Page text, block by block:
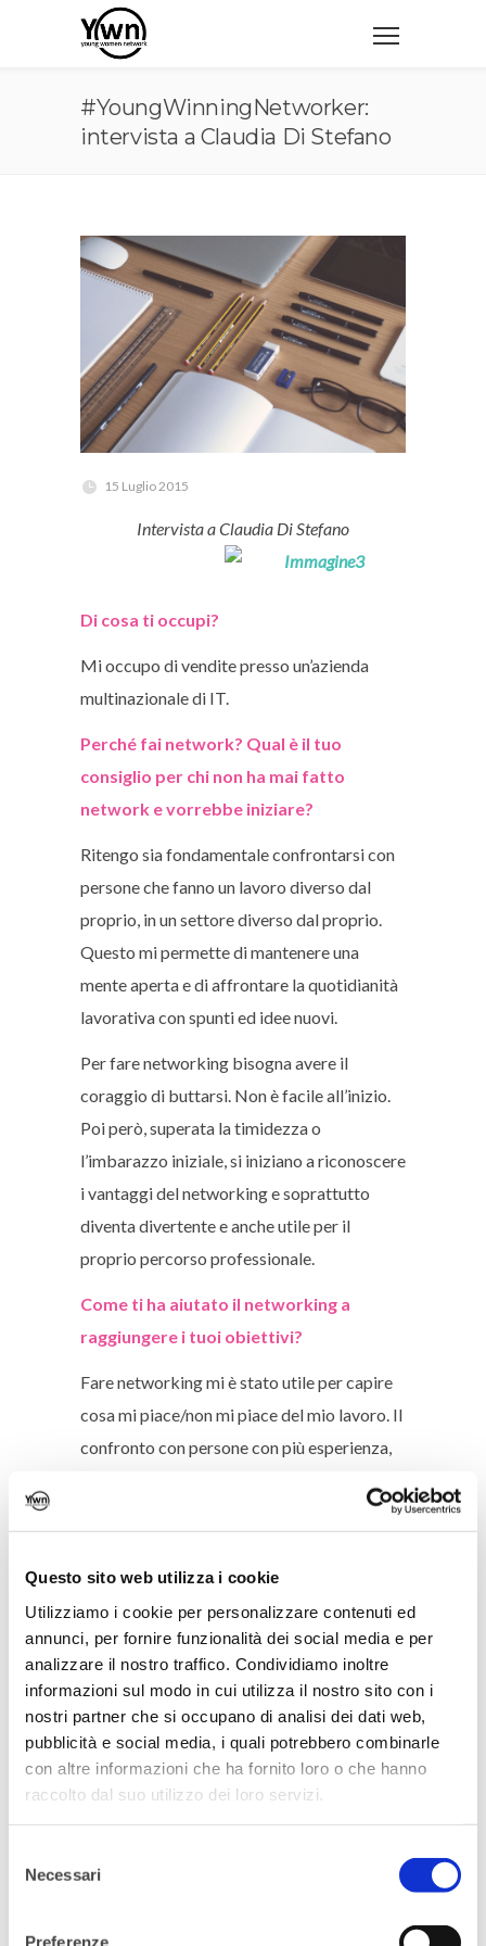
Questo sito web utilizza i cookie
Utilizziamo i cookie per personalizzare contenuti ed
annunci, per fornire funzionalità dei social media e per
analizzare il nostro traffico. Condividiamo inoltre
informazioni sul modo in cui utilizza il nostro sito con i
nostri partner che si occupano di analisi dei dati web,
pubblicità e social media, i quali potrebbero combinarle
con altre informazioni che ha fornito loro o che hanno
raccolto dal suo utilizzo dei loro servizi.
delNecessari
Preferenze
#YoungWinningNetworker:
intervista a Claudia Di Stefano
15 Luglio 2015
Intervista a Claudia Di Stefano
Di cosa ti occupi?
Mi occupo di vendite presso un’azienda
multinazionale di IT.
Perché fai network? Qual è il tuo
consiglio per chi non ha mai fatto
network e vorrebbe iniziare?
Ritengo sia fondamentale confrontarsi con
persone che fanno un lavoro diverso dal
proprio, in un settore diverso dal proprio.
Questo mi permette di mantenere una
mente aperta e di affrontare la quotidianità
lavorativa con spunti ed idee nuovi.
Per fare networking bisogna avere il
coraggio di buttarsi. Non è facile all’inizio.
Poi però, superata la timidezza o
l’imbarazzo iniziale, si iniziano a riconoscere
i vantaggi del networking e soprattutto
diventa divertente e anche utile per il
proprio percorso professionale.
Come ti ha aiutato il networking a
raggiungere i tuoi obiettivi?
Fare networking mi è stato utile per capire
cosa mi piace/non mi piace del mio lavoro. Il
confronto con persone con più esperienza,
quotidianità da una diversa prospettiva. E
costruttivi nella mia azienda per migliorare
alcune iniziative che ritenevo migliorabili
ome, secondo te Young Women
Network può aiutarti nel costruire una
carriera di successo?
Lavorando non è facile conoscere persone
che si occupano di settori diversi dal
proprio, YWN ti aiuta a farlo, lo rende
semplice! In particolar modo, trovo utile e